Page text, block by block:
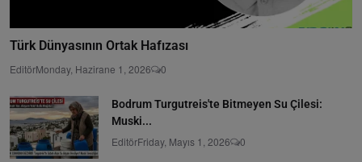
Türk Dünyasının Ortak Hafızası
EditörMonday, Hazirane 1, 2026 0
Bodrum Turgutreis'te Bitmeyen Su Çilesi:
Muski...
EditörFriday, Mayıs 1, 2026 0